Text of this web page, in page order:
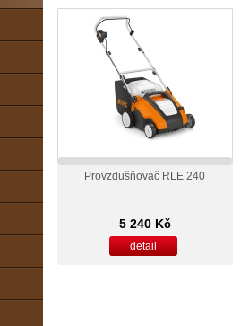
Provzdušňovač RLE 240
5 240 Kč
detail